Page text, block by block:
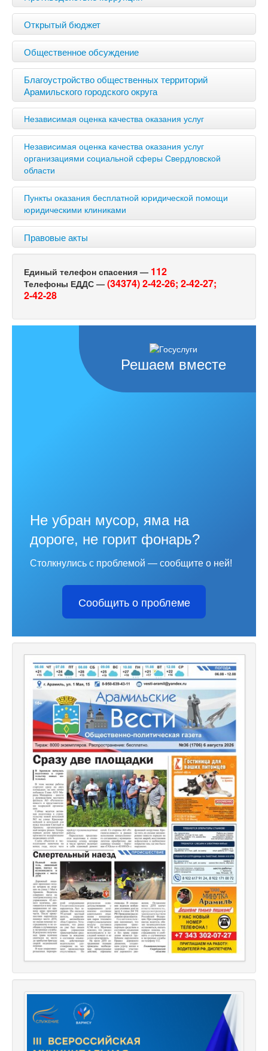
Открытый бюджет
Общественное обсуждение
Благоустройство общественных территорий
Арамильского городского округа
Независимая оценка качества оказания услуг
Независимая оценка качества оказания услуг
организациями социальной сферы Свердловской
области
Пункты оказания бесплатной юридической помощи
юридическими клиниками
Правовые акты
Единый телефон спасения — 112
Телефоны ЕДДС — (34374) 2-42-26; 2-42-27;
2-42-28
Решаем вместе
Не убран мусор, яма на
дороге, не горит фонарь?
Столкнулись с проблемой — сообщите о ней!
Сообщить о проблеме